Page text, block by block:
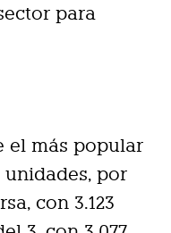
para
el más popular
unidades, por
con 3.123